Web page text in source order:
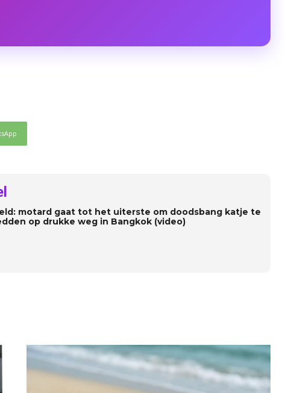
motard gaat tot het uiterste om doodsbang katje te
op drukke weg in Bangkok (video)